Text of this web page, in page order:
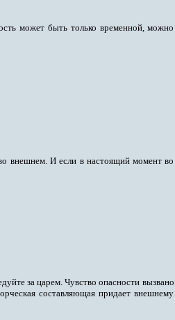
может быть только временной, можно
внешнем. И если в настоящий момент во
за царем. Чувство опасности вызвано
составляющая придает внешнему